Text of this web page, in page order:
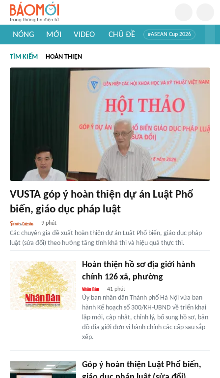
NÓNG MỚI VIDEO CHỦ ĐỀ #ASEAN Cup 2026
#Khám phá thế giới
TÌM KIẾM HOÀN THIỆN
VUSTA góp ý hoàn thiện dự án Luật Phổ
biến, giáo dục pháp luật
9 phút
Các chuyên gia đề xuất hoàn thiện dự án Luật Phổ biến, giáo dục pháp
luật (sửa đổi) theo hướng tăng tính khả thi và hiệu quả thực thi.
Hoàn thiện hồ sơ địa giới hành
chính 126 xã, phường
41 phút
Ủy ban nhân dân Thành phố Hà Nội vừa ban
hành Kế hoạch số 300/KH-UBND về triển khai
lập mới, cập nhật, chỉnh lý, bổ sung hồ sơ, bản
đồ địa giới đơn vị hành chính các cấp sau sắp
xếp.
Góp ý hoàn thiện Luật Phổ biến,